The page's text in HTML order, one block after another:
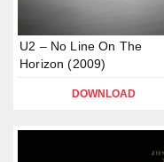
U2 – No Line On The
Horizon (2009)
DOWNLOAD